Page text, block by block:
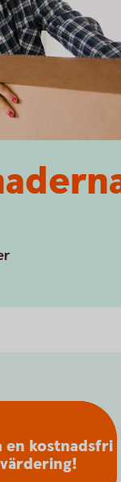
en kostnadsfri
värdering!